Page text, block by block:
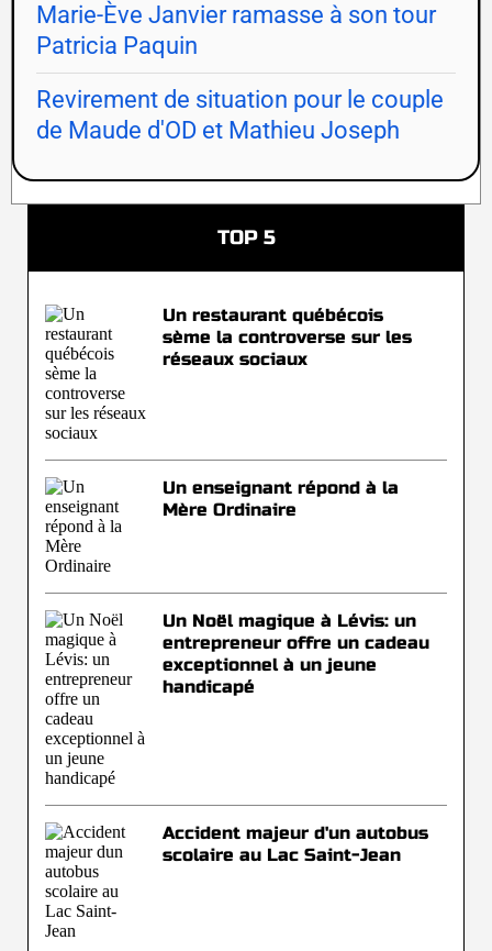
Marie-Ève Janvier ramasse à son tour
Patricia Paquin
Revirement de situation pour le couple
de Maude d'OD et Mathieu Joseph
TOP 5
Un restaurant québécois
sème la controverse sur les
réseaux sociaux
Un enseignant répond à la
Mère Ordinaire
Un Noël magique à Lévis: un
entrepreneur offre un cadeau
exceptionnel à un jeune
handicapé
Accident majeur d'un autobus
scolaire au Lac Saint-Jean